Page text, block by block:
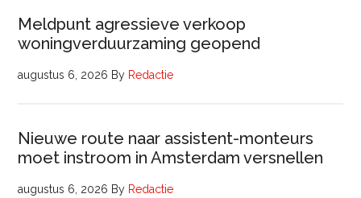
Meldpunt agressieve verkoop
woningverduurzaming geopend
augustus 6, 2026 By Redactie
Nieuwe route naar assistent-monteurs
moet instroom in Amsterdam versnellen
augustus 6, 2026 By Redactie